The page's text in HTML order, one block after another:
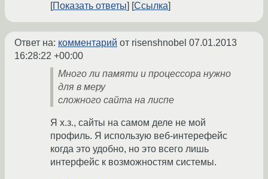
Показать ответы
Ссылка
Ответ на: комментарий от risenshnobel 07.01.2013
16:28:22 +00:00
Много ли памяти и процессора нужно
для в меру
сложного сайта на лиспе
Я х.з., сайты на самом деле не мой
профиль. Я использую веб-интерефейс
когда это удобно, но это всего лишь
интерфейс к возможностям системы.